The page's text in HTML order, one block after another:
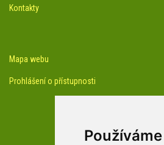
Kontakty
Mapa webu
Prohlášení o přístupnosti